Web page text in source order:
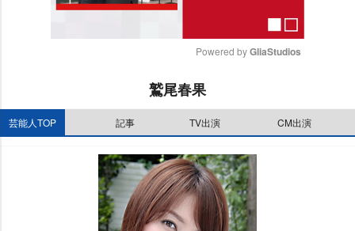
t
Powered by GliaStudios
鷲尾春果
芸能人TOP 記事 TV出演 CM出演